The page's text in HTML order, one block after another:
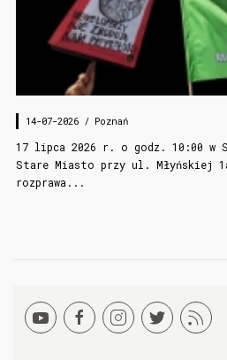
14-07-2026 / Poznań
17 lipca 2026 r. o godz. 10:00 w
Stare Miasto przy ul. Młyńskiej
rozprawa...